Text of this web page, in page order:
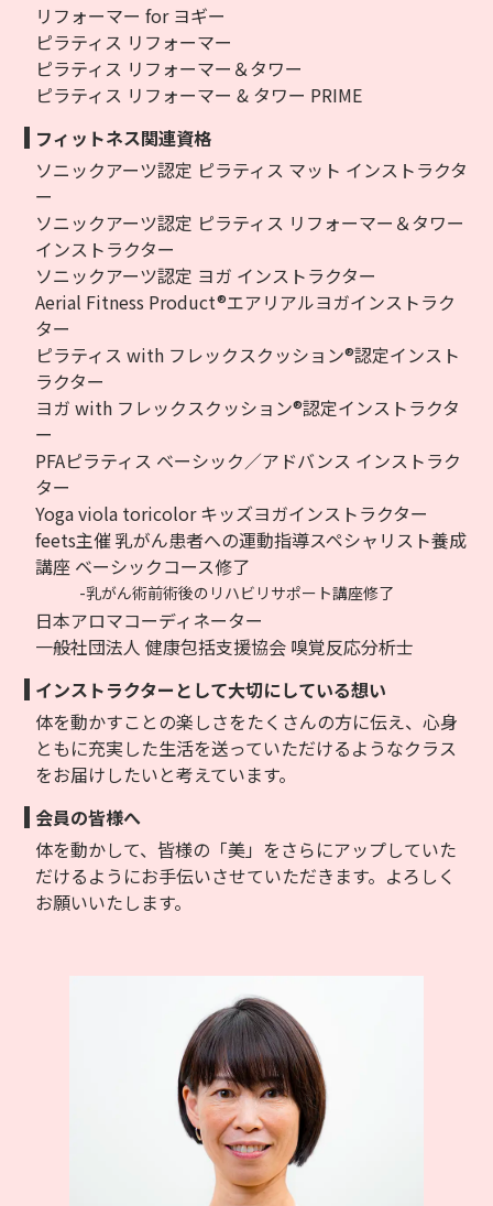
リフォーマー for ヨギー
ピラティス リフォーマー
ピラティス リフォーマー＆タワー
ピラティス リフォーマー & タワー PRIME
フィットネス関連資格
ソニックアーツ認定 ピラティス マット インストラクタ
ー
ソニックアーツ認定 ピラティス リフォーマー＆タワー
インストラクター
ソニックアーツ認定 ヨガ インストラクター
Aerial Fitness Product®エアリアルヨガインストラク
ター
ピラティス with フレックスクッション®認定インスト
ラクター
ヨガ with フレックスクッション®認定インストラクタ
ー
PFAピラティス ベーシック／アドバンス インストラク
ター
Yoga viola toricolor キッズヨガインストラクター
feets主催 乳がん患者への運動指導スペシャリスト養成
講座 ベーシックコース修了
-乳がん術前術後のリハビリサポート講座修了
日本アロマコーディネーター
一般社団法人 健康包括支援協会 嗅覚反応分析士
インストラクターとして大切にしている想い
体を動かすことの楽しさをたくさんの方に伝え、心身
ともに充実した生活を送っていただけるようなクラス
をお届けしたいと考えています。
会員の皆様へ
体を動かして、皆様の「美」をさらにアップしていた
だけるようにお手伝いさせていただきます。よろしく
お願いいたします。